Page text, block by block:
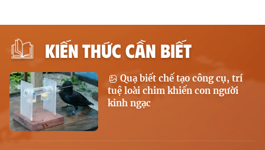
KIẾN THỨC CẦN BIẾT
Quạ biết chế tạo công cụ, trí
tuệ loài chim khiến con người
kinh ngạc